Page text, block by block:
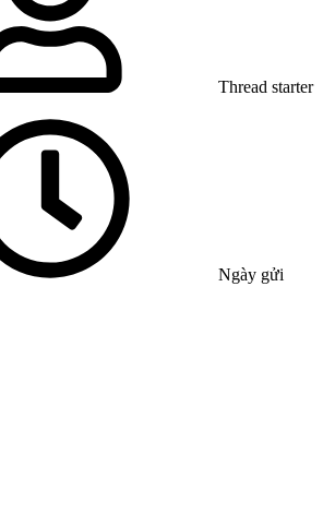
Thread starter
Ngày gửi